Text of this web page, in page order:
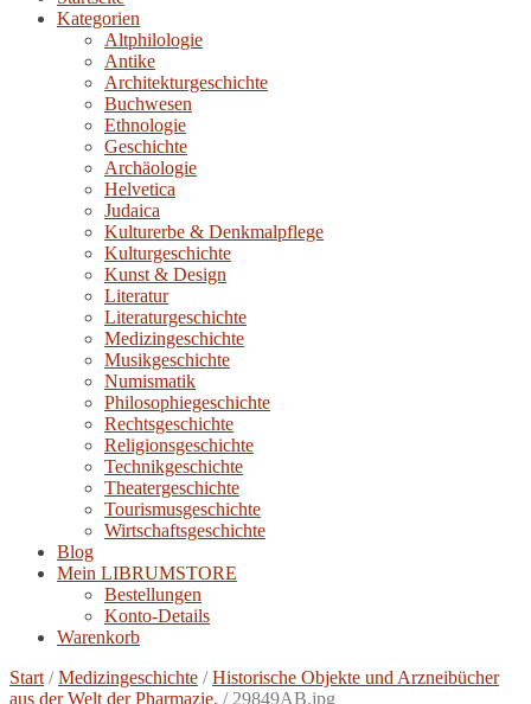
Kategorien
Altphilologie
Antike
Architekturgeschichte
Buchwesen
Ethnologie
Geschichte
Archäologie
Helvetica
Judaica
Kulturerbe & Denkmalpflege
Kulturgeschichte
Kunst & Design
Literatur
Literaturgeschichte
Medizingeschichte
Musikgeschichte
Numismatik
Philosophiegeschichte
Rechtsgeschichte
Religionsgeschichte
Technikgeschichte
Theatergeschichte
Tourismusgeschichte
Wirtschaftsgeschichte
Blog
Mein LIBRUMSTORE
Bestellungen
Konto-Details
Warenkorb
Start /Medizingeschichte /Historische Objekte und Arzneibücher
aus der Welt der Pharmazie. / 29849AB.jpg